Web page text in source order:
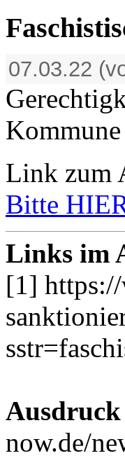
07.03.22
Link zum
Bitte
Links im
[1]
now.de/